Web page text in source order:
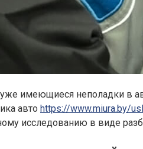
имеющиеся неполадки в
авто https://www.miura.by/
исследованию в виде